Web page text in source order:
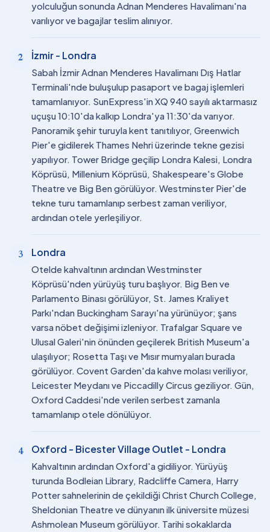
yolculuğun sonunda Adnan Menderes Havalimanı'na
varılıyor ve bagajlar teslim alınıyor.
2 İzmir - Londra
Sabah İzmir Adnan Menderes Havalimanı Dış Hatlar
Terminali'nde buluşulup pasaport ve bagaj işlemleri
tamamlanıyor. SunExpress'in XQ 940 sayılı aktarmasız
uçuşu 10:10'da kalkıp Londra'ya 11:30'da varıyor.
Panoramik şehir turuyla kent tanıtılıyor, Greenwich
Pier'e gidilerek Thames Nehri üzerinde tekne gezisi
yapılıyor. Tower Bridge geçilip Londra Kalesi, Londra
Köprüsü, Millenium Köprüsü, Shakespeare's Globe
Theatre ve Big Ben görülüyor. Westminster Pier'de
tekne turu tamamlanıp serbest zaman veriliyor,
ardından otele yerleşiliyor.
3 Londra
Otelde kahvaltının ardından Westminster
Köprüsü'nden yürüyüş turu başlıyor. Big Ben ve
Parlamento Binası görülüyor, St. James Kraliyet
Parkı'ndan Buckingham Sarayı'na yürünüyor; şans
varsa nöbet değişimi izleniyor. Trafalgar Square ve
Ulusal Galeri'nin önünden geçilerek British Museum'a
ulaşılıyor; Rosetta Taşı ve Mısır mumyaları burada
görülüyor. Covent Garden'da kahve molası veriliyor,
Leicester Meydanı ve Piccadilly Circus geziliyor. Gün,
Oxford Caddesi'nde verilen serbest zamanla
tamamlanıp otele dönülüyor.
4 Oxford - Bicester Village Outlet - Londra
Kahvaltının ardından Oxford'a gidiliyor. Yürüyüş
turunda Bodleian Library, Radcliffe Camera, Harry
Potter sahnelerinin de çekildiği Christ Church College,
Sheldonian Theatre ve dünyanın ilk üniversite müzesi
Ashmolean Museum görülüyor. Tarihi sokaklarda